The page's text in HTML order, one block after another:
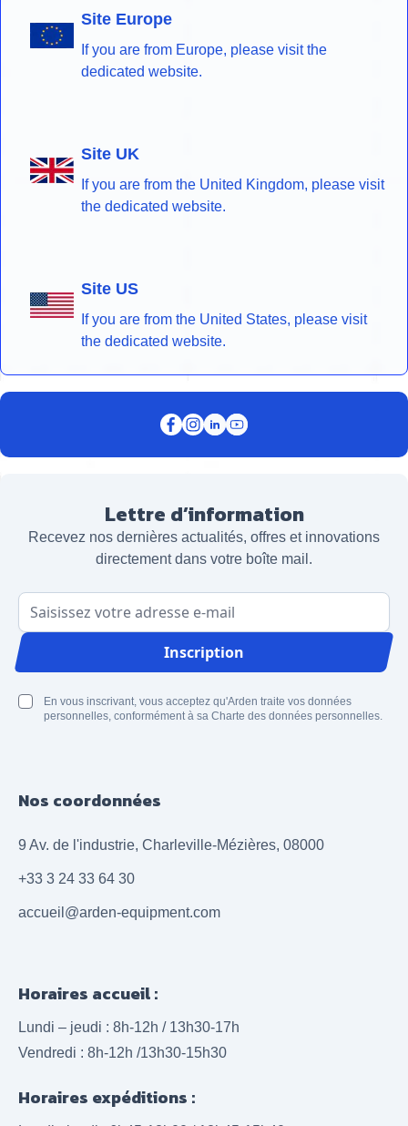
Site Europe
If you are from Europe, please visit the
dedicated website.
Site UK
If you are from the United Kingdom, please visit
the dedicated website.
Site US
If you are from the United States, please visit
the dedicated website.
Lettre d’information
Recevez nos dernières actualités, offres et innovations
directement dans votre boîte mail.
Adresse email
Inscription
En vous inscrivant, vous acceptez qu'Arden traite vos données
personnelles, conformément à sa Charte des données personnelles.
Nos coordonnées
9 Av. de l'industrie, Charleville-Mézières, 08000
+33 3 24 33 64 30
accueil@arden-equipment.com
Horaires accueil :
Lundi – jeudi : 8h-12h / 13h30-17h
Vendredi : 8h-12h /13h30-15h30
Horaires expéditions :